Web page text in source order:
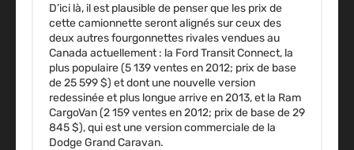
D’ici là, il est plausible de penser que les prix de
cette camionnette seront alignés sur ceux des
deux autres fourgonnettes rivales vendues au
Canada actuellement : la Ford Transit Connect, la
plus populaire (5 139 ventes en 2012; prix de base
de 25 599 $) et dont une nouvelle version
redessinée et plus longue arrive en 2013, et la Ram
CargoVan (2 159 ventes en 2012; prix de base de 29
845 $), qui est une version commerciale de la
Dodge Grand Caravan.